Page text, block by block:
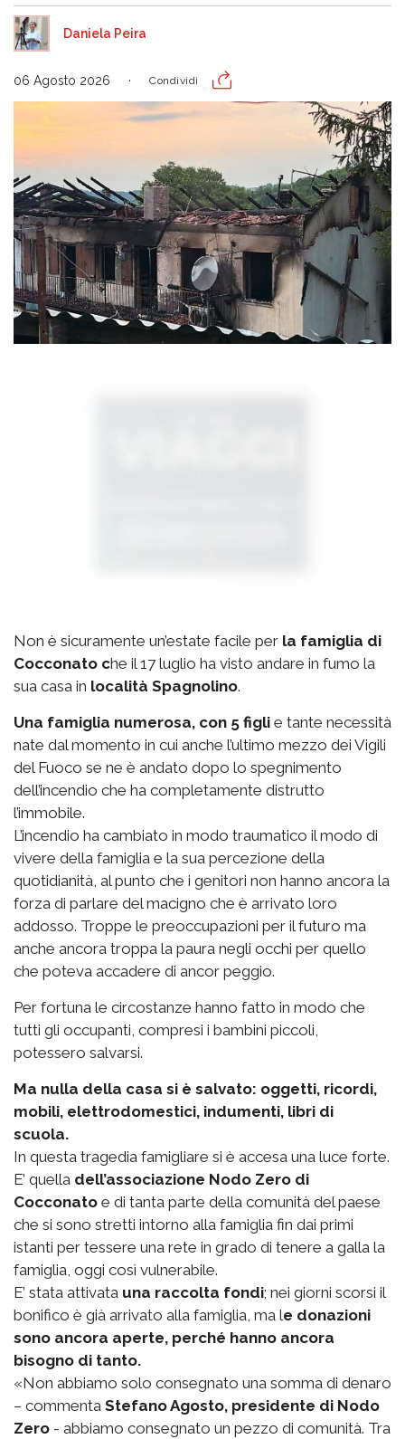
Daniela Peira
06 Agosto 2026 Condividi
Non è sicuramente un’estate facile per la famiglia di
Cocconato che il 17 luglio ha visto andare in fumo la
sua casa in località Spagnolino.
Una famiglia numerosa, con 5 figli e tante necessità
nate dal momento in cui anche l’ultimo mezzo dei Vigili
del Fuoco se ne è andato dopo lo spegnimento
dell’incendio che ha completamente distrutto
l’immobile.
L’incendio ha cambiato in modo traumatico il modo di
vivere della famiglia e la sua percezione della
quotidianità, al punto che i genitori non hanno ancora la
forza di parlare del macigno che è arrivato loro
addosso. Troppe le preoccupazioni per il futuro ma
anche ancora troppa la paura negli occhi per quello
che poteva accadere di ancor peggio.
Per fortuna le circostanze hanno fatto in modo che
tutti gli occupanti, compresi i bambini piccoli,
potessero salvarsi.
Ma nulla della casa si è salvato: oggetti, ricordi,
mobili, elettrodomestici, indumenti, libri di
scuola.
In questa tragedia famigliare si è accesa una luce forte.
E’ quella dell’associazione Nodo Zero di
Cocconato e di tanta parte della comunità del paese
che si sono stretti intorno alla famiglia fin dai primi
istanti per tessere una rete in grado di tenere a galla la
famiglia, oggi così vulnerabile.
E’ stata attivata una raccolta fondi; nei giorni scorsi il
bonifico è già arrivato alla famiglia, ma le donazioni
sono ancora aperte, perché hanno ancora
bisogno di tanto.
«Non abbiamo solo consegnato una somma di denaro
– commenta Stefano Agosto, presidente di Nodo
Zero - abbiamo consegnato un pezzo di comunità. Tra